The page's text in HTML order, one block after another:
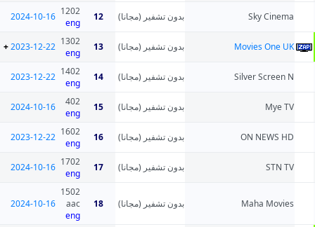
Sky Cinema بدون تشفير (مجانا) 12
1202
eng
2024-10-16
Movies One UK بدون تشفير (مجانا) 13
1302
eng
2023-12-22
+
Silver Screen N بدون تشفير (مجانا) 14
1402
eng
2023-12-22
Mye TV بدون تشفير (مجانا) 15
402
eng
2024-10-16
ON NEWS HD بدون تشفير (مجانا) 16
1602
eng
2023-12-22
STN TV بدون تشفير (مجانا) 17
1702
eng
2024-10-16
Maha Movies بدون تشفير (مجانا) 18
1502
aac
eng
2024-10-16